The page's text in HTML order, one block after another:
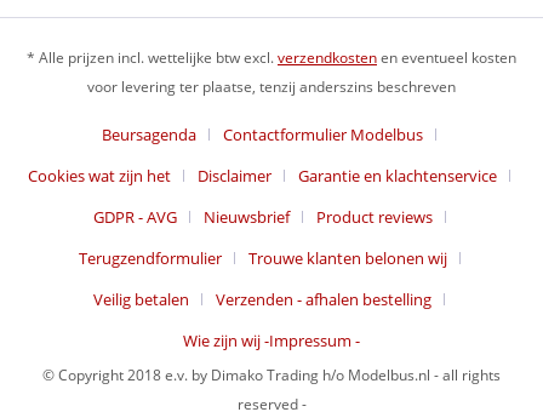
* Alle prijzen incl. wettelijke btw excl.verzendkostenen eventueel kosten
voor levering ter plaatse, tenzij anderszins beschreven
Beursagenda
Contactformulier Modelbus
Cookies wat zijn het
Disclaimer
Garantie en klachtenservice
GDPR - AVG
Nieuwsbrief
Product reviews
Terugzendformulier
Trouwe klanten belonen wij
Veilig betalen
Verzenden - afhalen bestelling
Wie zijn wij -Impressum -
© Copyright 2018 e.v. by Dimako Trading h/o Modelbus.nl - all rights
reserved -